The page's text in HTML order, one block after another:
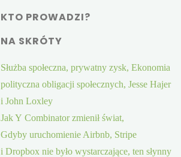
KTO PROWADZI?
NA SKRÓTY
Służba społeczna, prywatny zysk, Ekonomia
polityczna obligacji społecznych, Jesse Hajer
i John Loxley
Jak Y Combinator zmienił świat,
Gdyby uruchomienie Airbnb, Stripe
i Dropbox nie było wystarczające, ten słynny